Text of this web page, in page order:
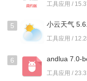
1、在主界面输入核心
2、将已有的Word文
工具应用 /
5 小云天气
工具应用 /
6 andlua 7.0-
工具应用 /